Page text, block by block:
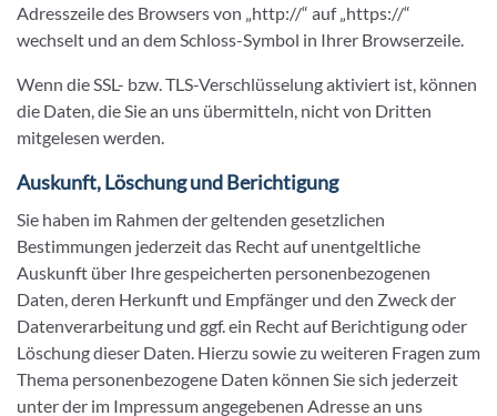
Adresszeile des Browsers von „http://“ auf „https://“
wechselt und an dem Schloss-Symbol in Ihrer Browserzeile.
Wenn die SSL- bzw. TLS-Verschlüsselung aktiviert ist, können
die Daten, die Sie an uns übermitteln, nicht von Dritten
mitgelesen werden.
Auskunft, Löschung und Berichtigung
Sie haben im Rahmen der geltenden gesetzlichen
Bestimmungen jederzeit das Recht auf unentgeltliche
Auskunft über Ihre gespeicherten personenbezogenen
Daten, deren Herkunft und Empfänger und den Zweck der
Datenverarbeitung und ggf. ein Recht auf Berichtigung oder
Löschung dieser Daten. Hierzu sowie zu weiteren Fragen zum
Thema personenbezogene Daten können Sie sich jederzeit
unter der im Impressum angegebenen Adresse an uns